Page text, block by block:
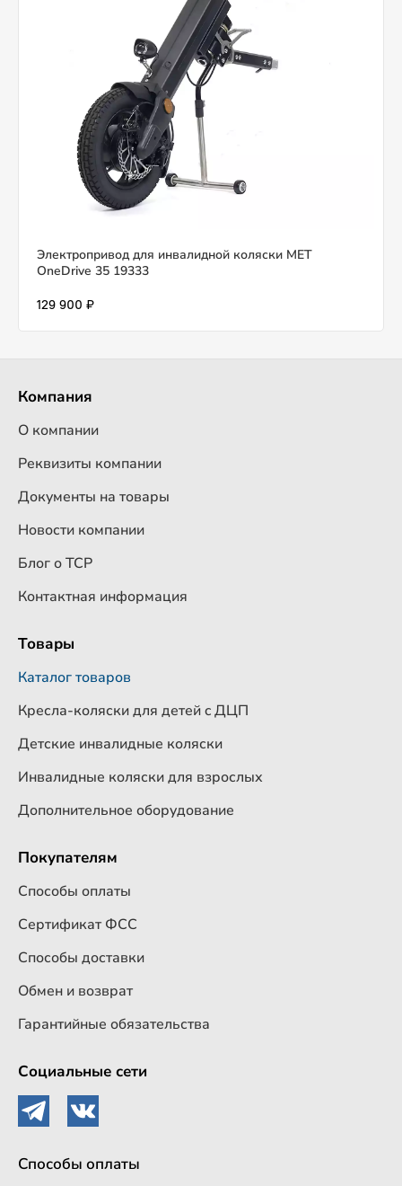
Электропривод для инвалидной коляски MET
OneDrive 35 19333
129 900 ₽
Компания
О компании
Реквизиты компании
Документы на товары
Новости компании
Блог о ТСР
Контактная информация
Товары
Каталог товаров
Кресла-коляски для детей c ДЦП
Детские инвалидные коляски
Инвалидные коляски для взрослых
Дополнительное оборудование
Покупателям
Способы оплаты
Сертификат ФСС
Способы доставки
Обмен и возврат
Гарантийные обязательства
Социальные сети
Способы оплаты